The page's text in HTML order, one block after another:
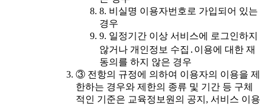
8. 비실명 이용자번호로 가입되어 있는
경우
9. 일정기간 이상 서비스에 로그인하지
않거나 개인정보 수집․이용에 대한 재
동의를 하지 않은 경우
③ 전항의 규정에 의하여 이용자의 이용을 제
한하는 경우와 제한의 종류 및 기간 등 구체
적인 기준은 교육정보원의 공지, 서비스 이용